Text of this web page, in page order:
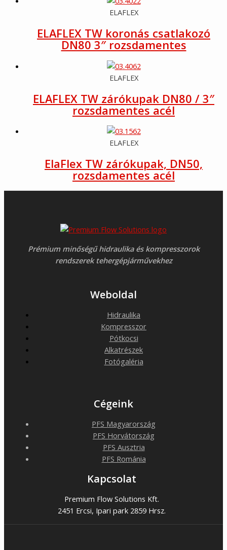
ELAFLEX
ELAFLEX TW koronás csatlakozó
DN80 3″ rozsdamentes
ELAFLEX
ELAFLEX TW zárókupak DN80 / 3″
rozsdamentes acél
ELAFLEX
ElaFlex TW zárókupak, DN50,
rozsdamentes acél
Prémium minőségű hidraulika és kompresszorok
rendszerek tehergépjárművekhez
Weboldal
Hidraulika
Kompresszor
Pótkocsi
Alkatrészek
Fotógaléria
Cégeink
PFS Magyarország
PFS Horvátország
PFS Ausztria
PFS Románia
Kapcsolat
Premium Flow Solutions Kft.
2451 Ercsi, Ipari park 2859 Hrsz.